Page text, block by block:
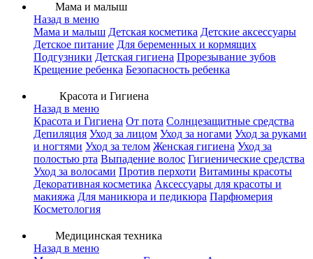
Мама и малыш
Назад в меню
Мама и малыш Детская косметика Детские аксессуары
Детское питание Для беременных и кормящих
Подгузники Детская гигиена Прорезывание зубов
Крещение ребенка Безопасность ребенка
Красота и Гигиена
Назад в меню
Красота и Гигиена От пота Солнцезащитные средства
Депиляция Уход за лицом Уход за ногами Уход за руками
и ногтями Уход за телом Женская гигиена Уход за
полостью рта Выпадение волос Гигиенические средства
Уход за волосами Против перхоти Витамины красоты
Декоративная косметика Аксессуары для красоты и
макияжа Для маникюра и педикюра Парфюмерия
Косметология
Медицинская техника
Назад в меню